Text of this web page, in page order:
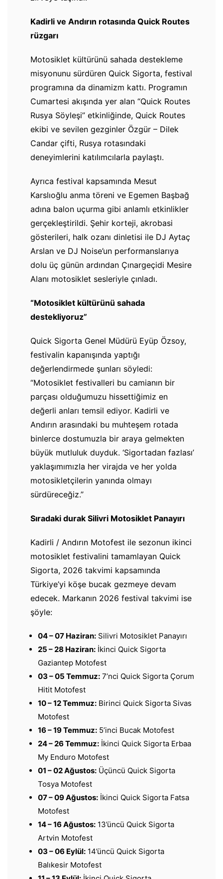
Kadirli ve Andırın rotasında Quick Routes
rüzgarı
Motosiklet kültürünü sahada destekleme
misyonunu sürdüren Quick Sigorta, festival
programına da dinamizm kattı. Programın
Cumartesi akışında yer alan “Quick Routes
Rusya Söyleşi” etkinliğinde, Quick Routes
ekibi ve sevilen gezginler Özgür – Dilek
Candar çifti, Rusya rotasındaki
deneyimlerini katılımcılarla paylaştı.
Ayrıca festival kapsamında Mesut
Karslıoğlu anma töreni ve Egemen Başbağ
adına balon uçurma gibi anlamlı etkinlikler
gerçekleştirildi. Şehir korteji, akrobasi
gösterileri, halk ozanı dinletisi ile DJ Aytaç
Arslan ve DJ Noise’un performanslarıya
dolu üç günün ardından Çınargeçidi Mesire
Alanı motosiklet sesleriyle çınladı.
“Motosiklet kültürünü sahada
destekliyoruz”
Quick Sigorta Genel Müdürü Eyüp Özsoy,
festivalin kapanışında yaptığı
değerlendirmede şunları söyledi:
“Motosiklet festivalleri bu camianın bir
parçası olduğumuzu hissettiğimiz en
değerli anları temsil ediyor. Kadirli ve
Andırın arasındaki bu muhteşem rotada
binlerce dostumuzla bir araya gelmekten
büyük mutluluk duyduk. ‘Sigortadan fazlası’
yaklaşımımızla her virajda ve her yolda
motosikletçilerin yanında olmayı
sürdüreceğiz.”
Sıradaki durak Silivri Motosiklet Panayırı
Kadirli / Andırın Motofest ile sezonun ikinci
motosiklet festivalini tamamlayan Quick
Sigorta, 2026 takvimi kapsamında
Türkiye’yi köşe bucak gezmeye devam
edecek. Markanın 2026 festival takvimi ise
şöyle:
04 – 07 Haziran: Silivri Motosiklet Panayırı
25 – 28 Haziran: İkinci Quick Sigorta
Gaziantep Motofest
03 – 05 Temmuz: 7’nci Quick Sigorta Çorum
Hitit Motofest
10 – 12 Temmuz: Birinci Quick Sigorta Sivas
Motofest
16 – 19 Temmuz: 5’inci Bucak Motofest
24 – 26 Temmuz: İkinci Quick Sigorta Erbaa
My Enduro Motofest
01 – 02 Ağustos: Üçüncü Quick Sigorta
Tosya Motofest
07 – 09 Ağustos: İkinci Quick Sigorta Fatsa
Motofest
14 – 16 Ağustos: 13’üncü Quick Sigorta
Artvin Motofest
03 – 06 Eylül: 14’üncü Quick Sigorta
Balıkesir Motofest